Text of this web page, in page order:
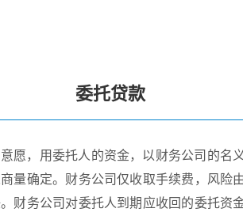
委托贷款
愿，用委托人的资金，以财务公司的名
量确定。财务公司仅收取手续费，风险
财务公司对委托人到期应收回的委托资